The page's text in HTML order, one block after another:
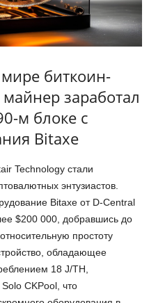
биткоин-
заработал
м блоке с
Bitaxe
Technology стали
энтузиастов.
Bitaxe от D-Central
$200 000, добравшись до
простоту
обладающее
18 J/TH,
CKPool, что